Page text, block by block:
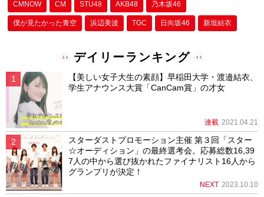
CMNOW CM STU48 AKB48 乃木坂46
僕が⾒たかった⻘空 浜辺美波 TGC 日向坂46 新垣結衣
デイリーランキング
【美しい女子大生の素顔】早稲田大学・渡邉結衣、
学生アナウンス大賞「CanCam賞」の才女
連載 2021.04.21
スターダストプロモーション主催 第３回「スター
☆オーディション」の最終選考会。応募総数16,39
7人の中から選び抜かれたファイナリスト16人から
グランプリが決定！
NEXT 2023.10.10